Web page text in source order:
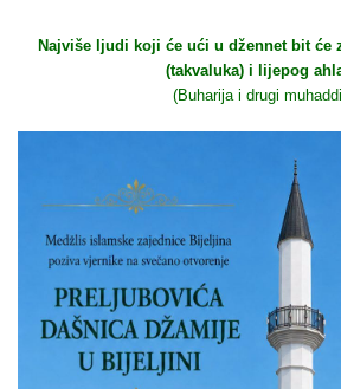
Najviše ljudi koji će ući u džennet bit će
(takvaluka) i lijepog
(Buharija i drugi